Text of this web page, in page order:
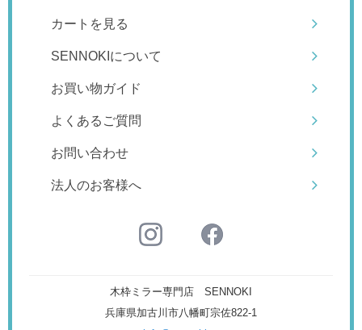
カートを見る
SENNOKIについて
お買い物ガイド
よくあるご質問
お問い合わせ
法人のお客様へ
木枠ミラー専門店 SENNOKI
兵庫県加古川市八幡町宗佐822-1